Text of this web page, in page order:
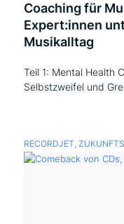
Coaching für
Expert:innen
Musikalltag
Teil 1: Mental Health
Selbstzweifel und
RECORDJET,